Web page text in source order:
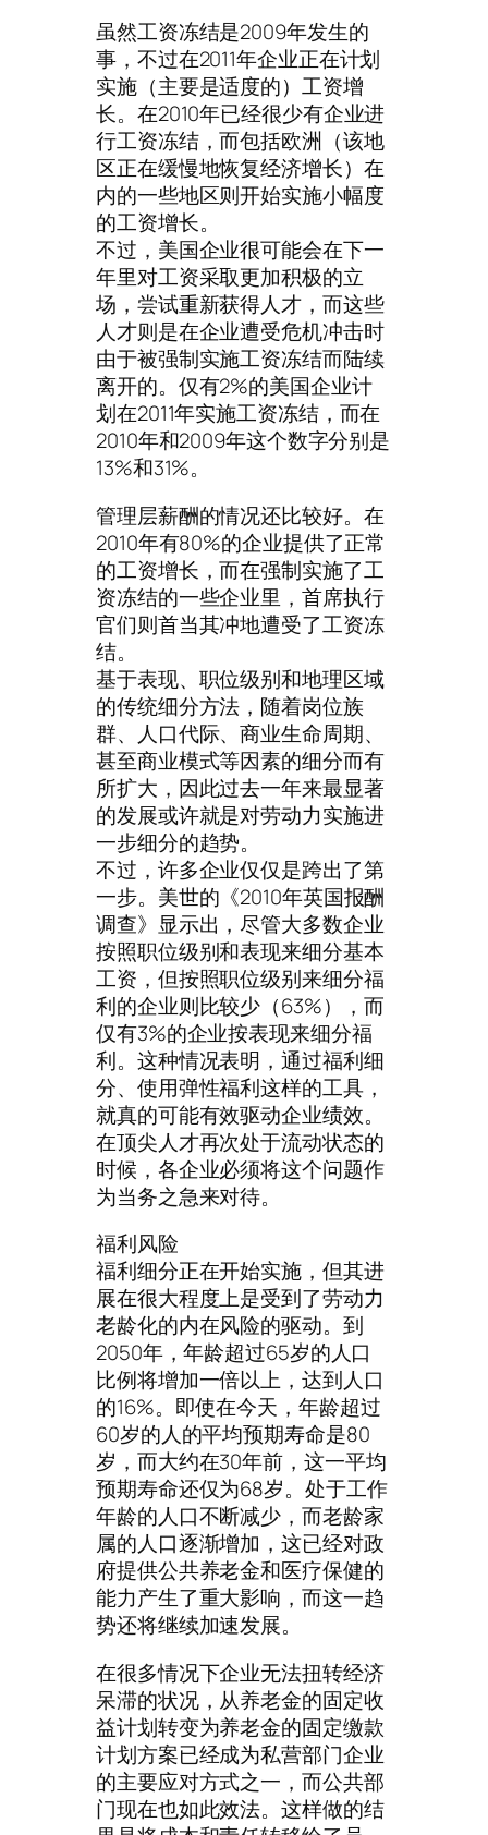
虽然工资冻结是2009年发生的
事，不过在2011年企业正在计划
实施（主要是适度的）工资增
长。在2010年已经很少有企业进
行工资冻结，而包括欧洲（该地
区正在缓慢地恢复经济增长）在
内的一些地区则开始实施小幅度
的工资增长。
不过，美国企业很可能会在下一
年里对工资采取更加积极的立
场，尝试重新获得人才，而这些
人才则是在企业遭受危机冲击时
由于被强制实施工资冻结而陆续
离开的。仅有2%的美国企业计
划在2011年实施工资冻结，而在
2010年和2009年这个数字分别是
13%和31%。
管理层薪酬的情况还比较好。在
2010年有80%的企业提供了正常
的工资增长，而在强制实施了工
资冻结的一些企业里，首席执行
官们则首当其冲地遭受了工资冻
结。
基于表现、职位级别和地理区域
的传统细分方法，随着岗位族
群、人口代际、商业生命周期、
甚至商业模式等因素的细分而有
所扩大，因此过去一年来最显著
的发展或许就是对劳动力实施进
一步细分的趋势。
不过，许多企业仅仅是跨出了第
一步。美世的《2010年英国报酬
调查》显示出，尽管大多数企业
按照职位级别和表现来细分基本
工资，但按照职位级别来细分福
利的企业则比较少（63%），而
仅有3%的企业按表现来细分福
利。这种情况表明，通过福利细
分、使用弹性福利这样的工具，
就真的可能有效驱动企业绩效。
在顶尖人才再次处于流动状态的
时候，各企业必须将这个问题作
为当务之急来对待。
福利风险
福利细分正在开始实施，但其进
展在很大程度上是受到了劳动力
老龄化的内在风险的驱动。到
2050年，年龄超过65岁的人口
比例将增加一倍以上，达到人口
的16%。即使在今天，年龄超过
60岁的人的平均预期寿命是80
岁，而大约在30年前，这一平均
预期寿命还仅为68岁。处于工作
年龄的人口不断减少，而老龄家
属的人口逐渐增加，这已经对政
府提供公共养老金和医疗保健的
能力产生了重大影响，而这一趋
势还将继续加速发展。
在很多情况下企业无法扭转经济
呆滞的状况，从养老金的固定收
益计划转变为养老金的固定缴款
计划方案已经成为私营部门企业
的主要应对方式之一，而公共部
门现在也如此效法。这样做的结